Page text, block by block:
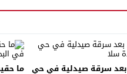
سرقة صيدلية في حي ما